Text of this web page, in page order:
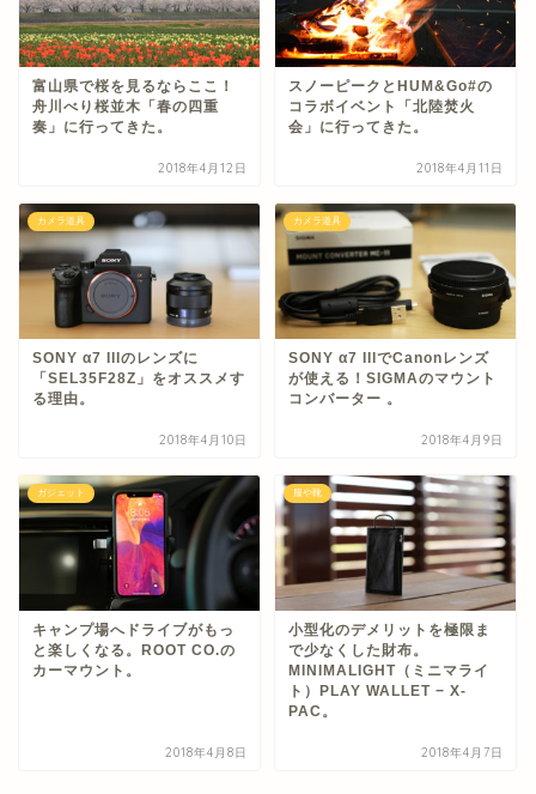
富山県で桜を見るならここ！
舟川べり桜並木「春の四重
奏」に行ってきた。
2018年4月12日
スノーピークとHUM&Go#の
コラボイベント「北陸焚火
会」に行ってきた。
2018年4月11日
カメラ道具
SONY α7 IIIのレンズに
「SEL35F28Z」をオススメす
る理由。
2018年4月10日
カメラ道具
SONY α7 IIIでCanonレンズ
が使える！SIGMAのマウント
コンバーター 。
2018年4月9日
ガジェット
キャンプ場へドライブがもっ
と楽しくなる。ROOT CO.の
カーマウント。
2018年4月8日
服や靴
小型化のデメリットを極限ま
で少なくした財布。
MINIMALIGHT（ミニマライ
ト）PLAY WALLET − X-
PAC。
2018年4月7日